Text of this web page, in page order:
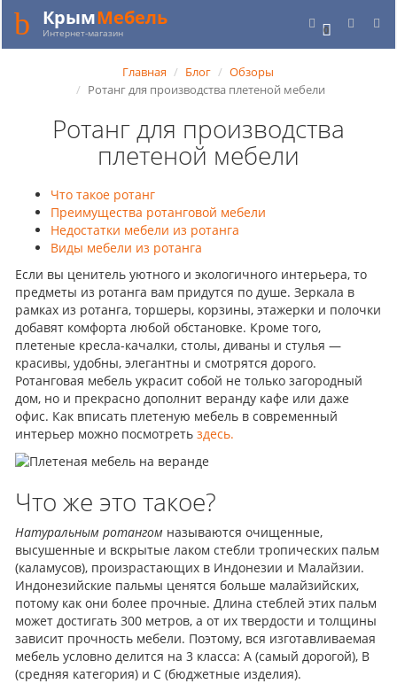
0
КрымМебель
Интернет-магазин
Главная Блог
Обзоры
Ротанг для производства плетеной мебели
Ротанг для производства
плетеной мебели
Что такое ротанг
Преимущества ротанговой мебели
Недостатки мебели из ротанга
Виды мебели из ротанга
Если вы ценитель уютного и экологичного интерьера, то
предметы из ротанга вам придутся по душе. Зеркала в
рамках из ротанга, торшеры, корзины, этажерки и полочки
добавят комфорта любой обстановке. Кроме того,
плетеные кресла-качалки, столы, диваны и стулья —
красивы, удобны, элегантны и смотрятся дорого.
Ротанговая мебель украсит собой не только загородный
дом, но и прекрасно дополнит веранду кафе или даже
офис. Как вписать плетеную мебель в современный
интерьер можно посмотретьздесь.
Что же это такое?
Натуральным ротангом называются очищенные,
высушенные и вскрытые лаком стебли тропических пальм
(каламусов), произрастающих в Индонезии и Малайзии.
Индонезийские пальмы ценятся больше малайзийских,
потому как они более прочные. Длина стеблей этих пальм
может достигать 300 метров, а от их твердости и толщины
зависит прочность мебели. Поэтому, вся изготавливаемая
мебель условно делится на 3 класса: А (самый дорогой), В
(средняя категория) и С (бюджетные изделия).